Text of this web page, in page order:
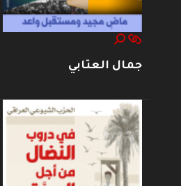
جمال العتابي